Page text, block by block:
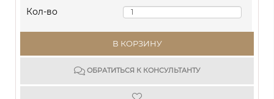
Кол-во
В КОРЗИНУ
ОБРАТИТЬСЯ К КОНСУЛЬТАНТУ